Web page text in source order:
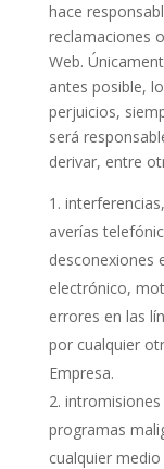
hace
reclamaciones
Web.
antes posible,
perjuicios,
será
derivar, entre
averías
desconexiones
electrónico,
errores en las
por cualquier
Empresa.
programas
cualquier